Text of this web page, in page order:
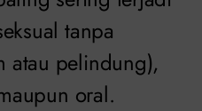
tanpa
atau pelindung),
oral.